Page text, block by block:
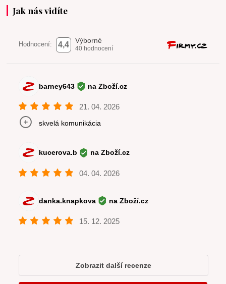
Jak nás vidíte